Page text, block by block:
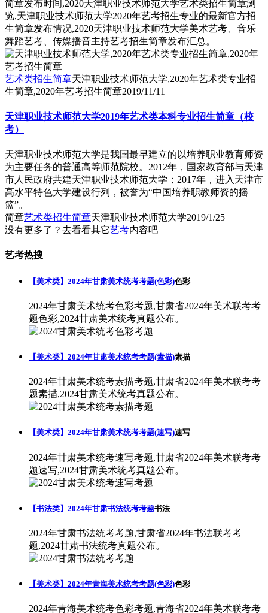
简章发布时间,2020天津职业技术师范大学艺术类招生简章浏
览,天津职业技术师范大学2020年艺考招生专业的最新官方招
生简章发布情况,2020天津职业技术师范大学美术艺考、音乐
舞蹈艺考、传媒播音主持艺考招生简章发布汇总。
艺术类招生简章天津职业技术师范大学,2020年艺术类专业招
生简章,2020年艺考招生简章2019/11/11
天津职业技术师范大学2019年艺术类本科专业招生简章（校
考）
天津职业技术师范大学是我国最早建立的以培养职业教育师资
为主要任务的普通高等师范院校。2012年，国家教育部与天津
市人民政府共建天津职业技术师范大学；2017年，进入天津市
高水平特色大学建设行列，被誉为“中国培养职教师资的摇
篮”。
简章艺术类招生简章天津职业技术师范大学2019/1/25
没有更多了？去看看其它艺考内容吧
艺考热搜
【美术类】2024年甘肃美术统考考题(色彩)色彩
2024年甘肃美术统考色彩考题,甘肃省2024年美术联考考
题色彩,2024甘肃美术统考真题公布。
【美术类】2024年甘肃美术统考考题(素描)素描
2024年甘肃美术统考素描考题,甘肃省2024年美术联考考
题素描,2024甘肃美术统考真题公布。
【美术类】2024年甘肃美术统考考题(速写)速写
2024年甘肃美术统考速写考题,甘肃省2024年美术联考考
题速写,2024甘肃美术统考真题公布。
【书法类】2024年甘肃书法统考考题书法
2024年甘肃书法统考考题,甘肃省2024年书法联考考
题,2024甘肃书法统考真题公布。
【美术类】2024年青海美术统考考题(色彩)色彩
2024年青海美术统考色彩考题,青海省2024年美术联考考